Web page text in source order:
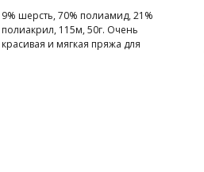
9% шерсть, 70% полиамид, 21%
полиакрил, 115м, 50г. Очень
красивая и мягкая пряжа для